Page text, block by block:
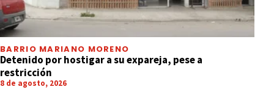
BARRIO MARIANO MORENO
Detenido por hostigar a su expareja, pese a
restricción
8 de agosto, 2026